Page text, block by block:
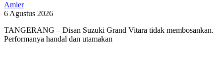
Amier
6 Agustus 2026
TANGERANG – Disan Suzuki Grand Vitara tidak membosankan.
Performanya handal dan utamakan